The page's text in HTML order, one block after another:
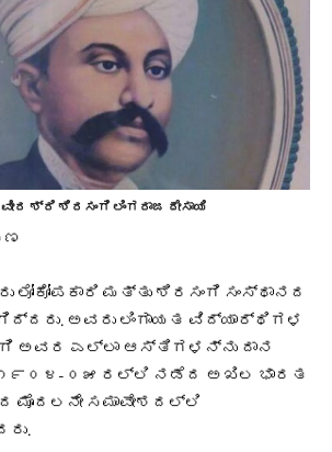
ಶ್ರಿ ಶಿರಸಂಗಿ ಲಿಂಗರಾಜ ದೇಸಾಯಿ
ಲೋಕೋಪಕಾರಿ ಮತ್ತು ಶಿರಸಂಗಿ ಸಂಸ್ಥಾನದ
ಅವರು ಲಿಂಗಾಯತ ವಿದ್ಯಾರ್ಥಿಗಳ
ಅವರ ಎಲ್ಲಾ ಆಸ್ತಿಗಳನ್ನು ದಾನ
೧೯೦೪-೦೫ ರಲ್ಲಿ ನಡೆದ ಅಖಿಲ ಭಾರತ
ಮೊದಲನೇ ಸಮಾವೇಶದಲ್ಲಿ